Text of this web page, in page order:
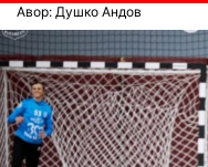
Авор: Душко Андов